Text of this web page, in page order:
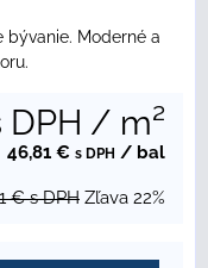
bývanie. Moderné a
DPH / m²
46,81 € s DPH / bal
€ s DPH Zľava 22%